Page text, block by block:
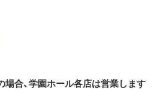
合、学園ホール各店は営業します